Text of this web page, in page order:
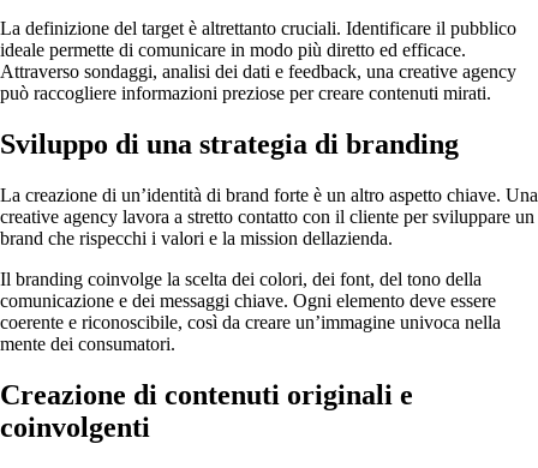
La definizione del target è altrettanto cruciali. Identificare il pubblico
ideale permette di comunicare in modo più diretto ed efficace.
Attraverso sondaggi, analisi dei dati e feedback, una creative agency
può raccogliere informazioni preziose per creare contenuti mirati.
Sviluppo di una strategia di branding
La creazione di un’identità di brand forte è un altro aspetto chiave. Una
creative agency lavora a stretto contatto con il cliente per sviluppare un
brand che rispecchi i valori e la mission dellazienda.
Il branding coinvolge la scelta dei colori, dei font, del tono della
comunicazione e dei messaggi chiave. Ogni elemento deve essere
coerente e riconoscibile, così da creare un’immagine univoca nella
mente dei consumatori.
Creazione di contenuti originali e
coinvolgenti